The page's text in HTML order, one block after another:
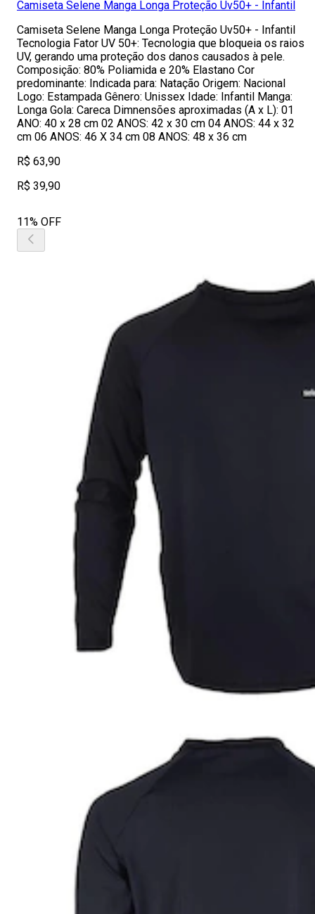
Camiseta Selene Manga Longa Proteção Uv50+ - Infantil
Camiseta Selene Manga Longa Proteção Uv50+ - Infantil
Tecnologia Fator UV 50+: Tecnologia que bloqueia os raios
UV, gerando uma proteção dos danos causados à pele.
Composição: 80% Poliamida e 20% Elastano Cor
predominante: Indicada para: Natação Origem: Nacional
Logo: Estampada Gênero: Unissex Idade: Infantil Manga:
Longa Gola: Careca Dimnensões aproximadas (A x L): 01
ANO: 40 x 28 cm 02 ANOS: 42 x 30 cm 04 ANOS: 44 x 32
cm 06 ANOS: 46 X 34 cm 08 ANOS: 48 x 36 cm
R$ 63,90
R$ 39,90
11% OFF